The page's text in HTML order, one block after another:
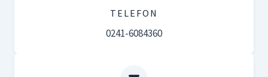
TELEFON
0241-6084360